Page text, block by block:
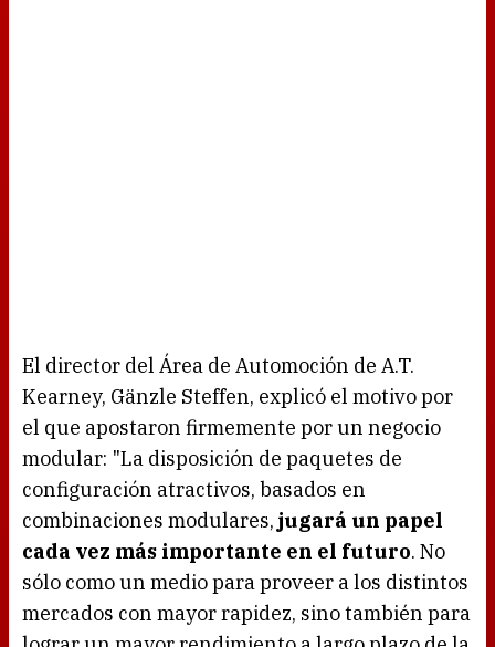
El director del Área de Automoción de A.T.
Kearney, Gänzle Steffen, explicó el motivo por
el que apostaron firmemente por un negocio
modular: "La disposición de paquetes de
configuración atractivos, basados en
combinaciones modulares, jugará un papel
cada vez más importante en el futuro. No
sólo como un medio para proveer a los distintos
mercados con mayor rapidez, sino también para